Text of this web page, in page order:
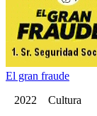
El gran fraude
2022 Cultura